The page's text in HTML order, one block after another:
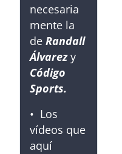
necesaria
mente la
de Randall
Álvarezy
Código
Sports.
• Los
vídeos que
aquí